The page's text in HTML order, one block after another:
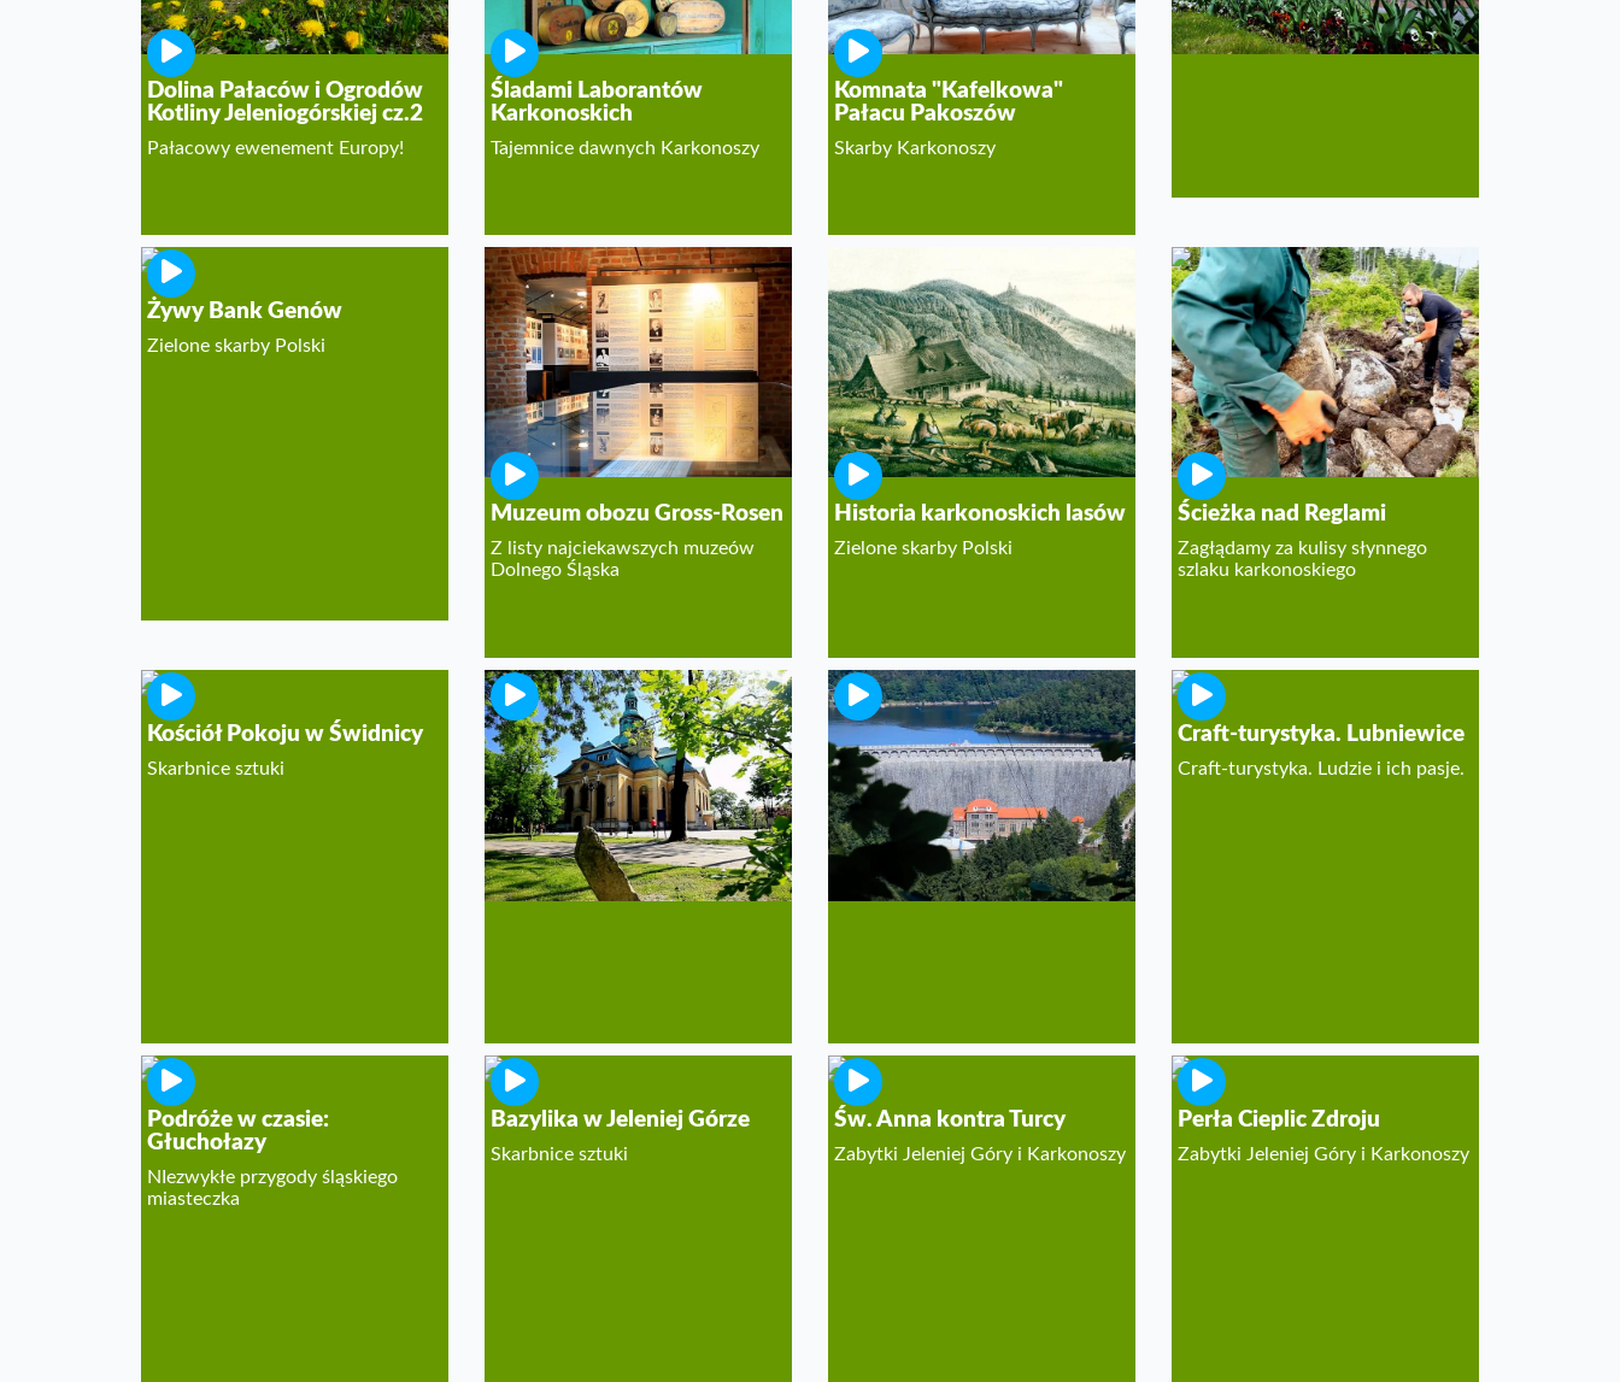
Dolina Pałaców i Ogrodów
Kotliny Jeleniogórskiej cz.2
Pałacowy ewenement Europy!
Śladami Laborantów
Karkonoskich
Tajemnice dawnych Karkonoszy
Komnata "Kafelkowa"
Pałacu Pakoszów
Skarby Karkonoszy
Żywy Bank Genów
Zielone skarby Polski
Muzeum obozu Gross-Rosen
Z listy najciekawszych muzeów
Dolnego Śląska
Historia karkonoskich lasów
Zielone skarby Polski
Ścieżka nad Reglami
Zagłądamy za kulisy słynnego
szlaku karkonoskiego
Kościół Pokoju w Świdnicy
Skarbnice sztuki
Kościół "Łaski" w Jeleniej
Górze
Zabytki Jeleniej Góry i Karkonoszy
Elektrownia Wodna
Pilchowice I
Z kamerą w elektrowni wodnej
Craft-turystyka. Lubniewice
Craft-turystyka. Ludzie i ich pasje.
Podróże w czasie:
Głuchołazy
NIezwykłe przygody śląskiego
miasteczka
Bazylika w Jeleniej Górze
Skarbnice sztuki
Św. Anna kontra Turcy
Zabytki Jeleniej Góry i Karkonoszy
Perła Cieplic Zdroju
Zabytki Jeleniej Góry i Karkonoszy